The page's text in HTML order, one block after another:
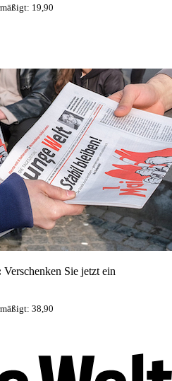
19,90
Verschenken Sie jetzt ein
38,90